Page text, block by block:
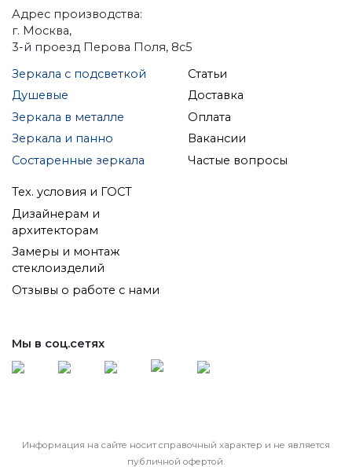
Адрес производства:
г. Москва,
3-й проезд Перова Поля, 8с5
Зеркала с подсветкой
Душевые
Зеркала в металле
Зеркала и панно
Состаренные зеркала
Статьи
Доставка
Оплата
Вакансии
Частые вопросы
Тех. условия и ГОСТ
Дизайнерам и
архитекторам
Замеры и монтаж
стеклоизделий
Отзывы о работе с нами
Мы в соц.сетях
Информация на сайте носит справочный характер и не является
публичной офертой.